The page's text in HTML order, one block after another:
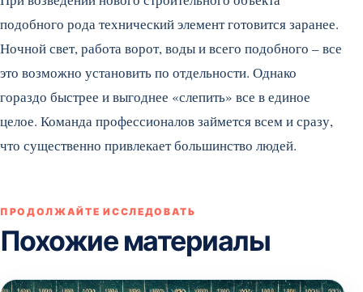
подобного рода технический элемент готовится заранее.
Ночной свет, работа ворот, воды и всего подобного – все
это возможно установить по отдельности. Однако
гораздо быстрее и выгоднее «слепить» все в единое
целое. Команда профессионалов займется всем и сразу,
что существенно привлекает большинство людей.
ПРОДОЛЖАЙТЕ ИССЛЕДОВАТЬ
Похожие материалы